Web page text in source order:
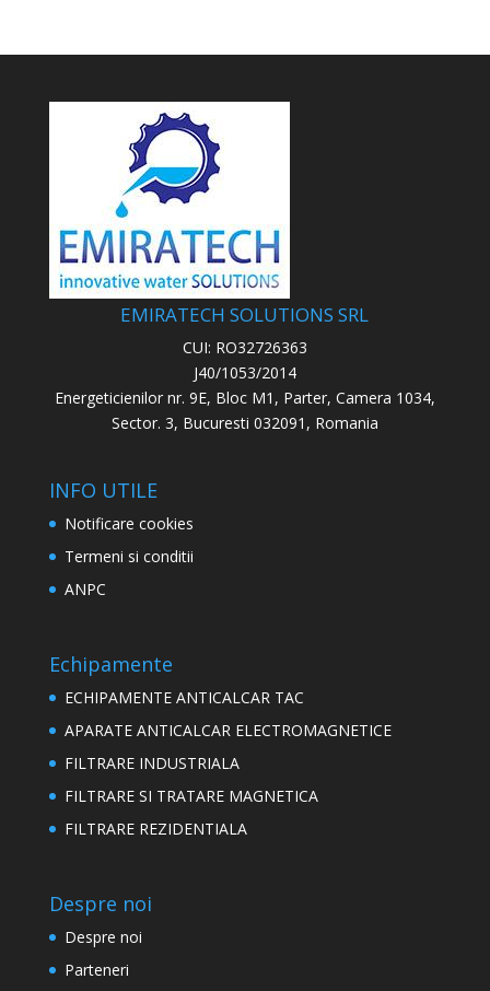
EMIRATECH SOLUTIONS SRL
CUI: RO32726363
J40/1053/2014
Energeticienilor nr. 9E, Bloc M1, Parter, Camera 1034,
Sector. 3, Bucuresti 032091, Romania
INFO UTILE
Notificare cookies
Termeni si conditii
ANPC
Echipamente
ECHIPAMENTE ANTICALCAR TAC
APARATE ANTICALCAR ELECTROMAGNETICE
FILTRARE INDUSTRIALA
FILTRARE SI TRATARE MAGNETICA
FILTRARE REZIDENTIALA
Despre noi
Despre noi
Parteneri